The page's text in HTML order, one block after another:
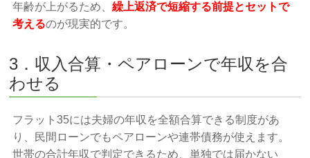
年齢が上がるため、繰上返済で短縮する前提とセットで
考えるのが現実的です。
3．収入合算・ペアローンで年収を合
わせる
フラット35には夫婦の年収を全額合算できる制度があ
り、民間ローンでもペアローンや連帯債務が使えます。
世帯の合計年収で判定できるため、単独では届かない